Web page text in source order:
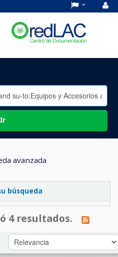
Ir
avanzada
búsqueda
4 resultados.